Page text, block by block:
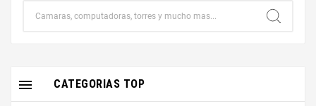
CATEGORIAS TOP
